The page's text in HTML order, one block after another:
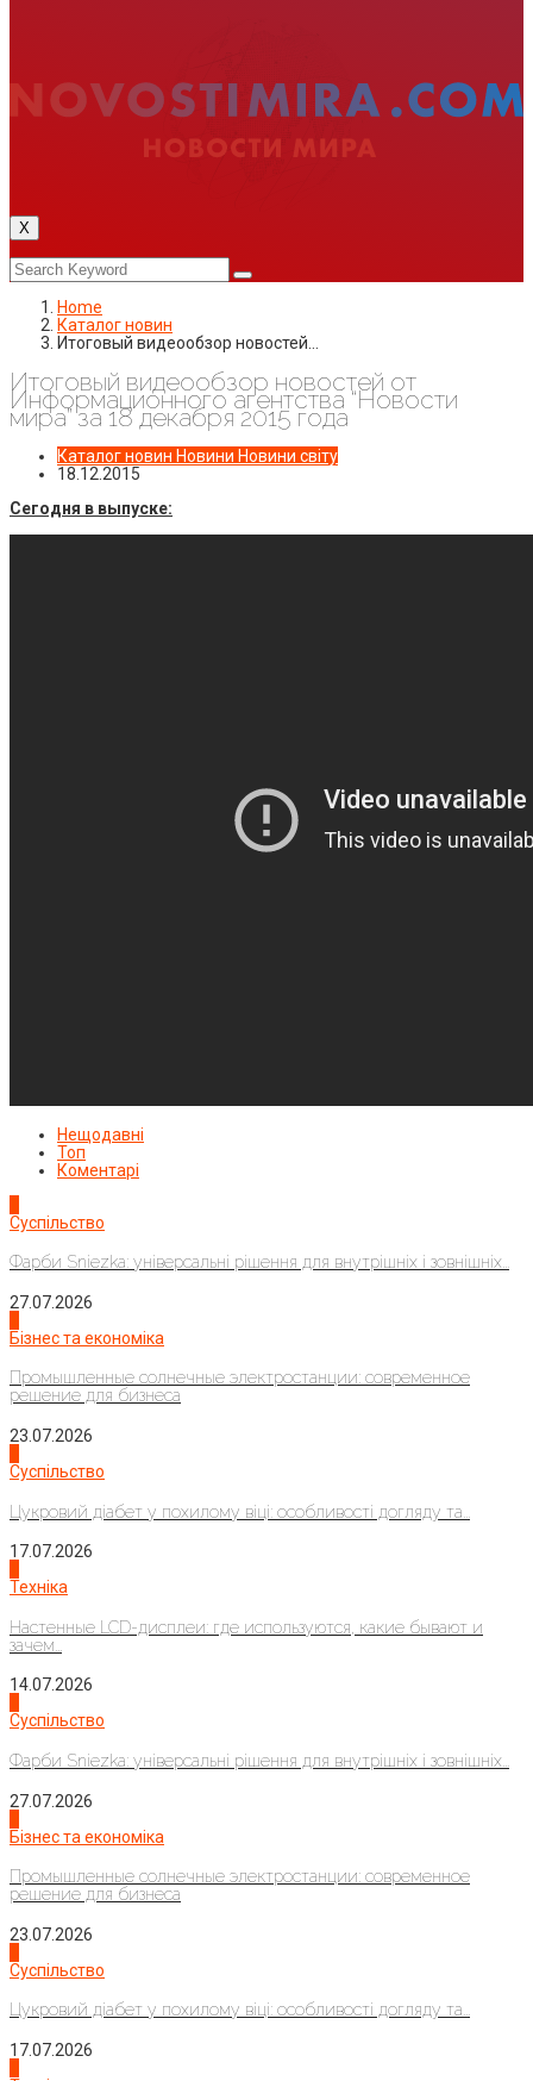
X
Home
Каталог новин
Итоговый видеообзор новостей…
Итоговый видеообзор новостей от
Информационного агентства “Новости
мира” за 18 декабря 2015 года
Каталог новин Новини Новини світу
18.12.2015
Сегодня в выпуске:
Нещодавні
Топ
Коментарі
Суспільство
Фарби Sniezka: універсальні рішення для внутрішніх і зовнішніх...
27.07.2026
Бізнес та економіка
Промышленные солнечные электростанции: современное
решение для бизнеса
23.07.2026
Суспільство
Цукровий діабет у похилому віці: особливості догляду та...
17.07.2026
Техніка
Настенные LCD-дисплеи: где используются, какие бывают и
зачем...
14.07.2026
Суспільство
Фарби Sniezka: універсальні рішення для внутрішніх і зовнішніх...
27.07.2026
Бізнес та економіка
Промышленные солнечные электростанции: современное
решение для бизнеса
23.07.2026
Суспільство
Цукровий діабет у похилому віці: особливості догляду та...
17.07.2026